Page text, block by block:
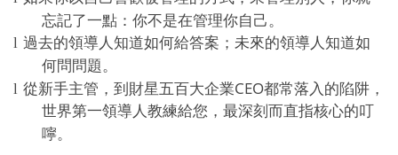
忘記了一點：你不是在管理你自己。
l 過去的領導人知道如何給答案；未來的領導人知道如
何問問題。
l 從新手主管，到財星五百大企業CEO都常落入的陷阱，
世界第一領導人教練給您，最深刻而直指核心的叮
嚀。